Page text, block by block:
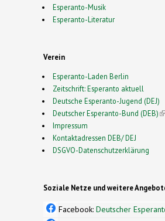
Esperanto-Musik
Esperanto-Literatur
Verein
Esperanto-Laden Berlin
Zeitschrift: Esperanto aktuell
Deutsche Esperanto-Jugend (DEJ)
Deutscher Esperanto-Bund (DEB)
Impressum
Kontaktadressen DEB/ DEJ
DSGVO-Datenschutzerklärung
Soziale Netze und weitere
Facebook: Deutscher